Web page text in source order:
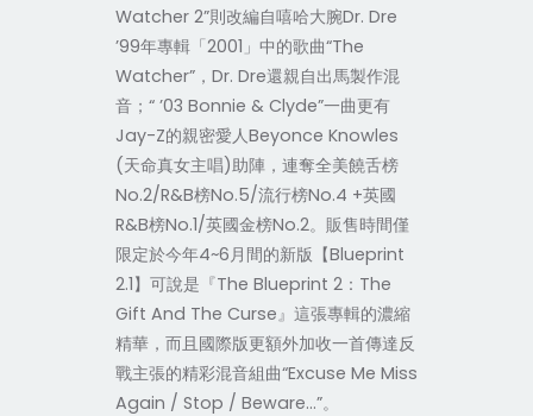
Watcher 2”則改編自嘻哈大腕Dr. Dre
’99年專輯「2001」中的歌曲“The
Watcher”，Dr. Dre還親自出馬製作混
音；“ ’03 Bonnie & Clyde”一曲更有
Jay-Z的親密愛人Beyonce Knowles
(天命真女主唱)助陣，連奪全美饒舌榜
No.2/R&B榜No.5/流行榜No.4 +英國
R&B榜No.1/英國金榜No.2。販售時間僅
限定於今年4~6月間的新版【Blueprint
2.1】可說是『The Blueprint 2：The
Gift And The Curse』這張專輯的濃縮
精華，而且國際版更額外加收一首傳達反
戰主張的精彩混音組曲“Excuse Me Miss
Again / Stop / Beware...”。